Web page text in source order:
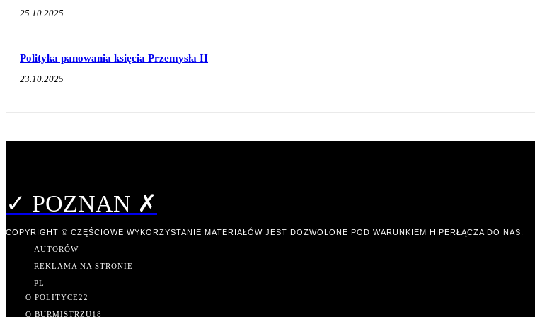
25.10.2025
Polityka panowania księcia Przemysła II
23.10.2025
✓ POZNAN ✗
COPYRIGHT © CZĘŚCIOWE WYKORZYSTANIE MATERIAŁÓW JEST DOZWOLONE POD WARUNKIEM HIPERŁĄCZA DO NAS.
AUTORÓW
REKLAMA NA STRONIE
PL
O POLITYCE22
O BURMISTRZU18